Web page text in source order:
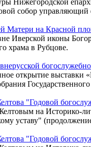
Нижегородской
собор управляющий
Матери на Красной
Иверской иконы
храма в Рубцове.
открытие
"Годовой
на Историко-
уставу"
"Годовой